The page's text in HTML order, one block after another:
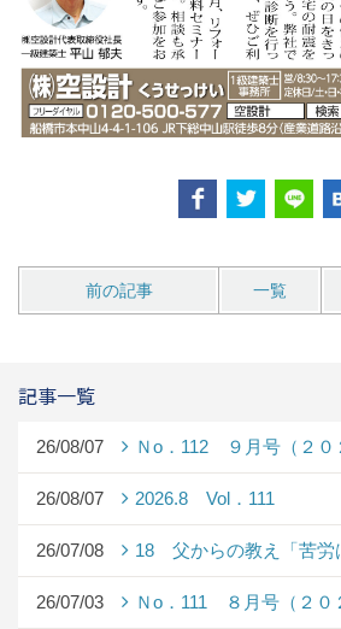
前の記事 一覧
記事一覧
26/08/07 Ｎo．112 ９月号（２０
26/08/07 2026.8 Vol．111
26/07/08 18 父からの教え「苦労
26/07/03 Ｎo．111 ８月号（２０